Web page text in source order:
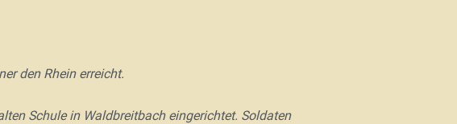
den Rhein erreicht.
Schule in Waldbreitbach eingerichtet. Soldaten